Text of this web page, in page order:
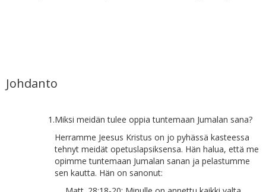
Johdanto
1.Miksi meidän tulee oppia tuntemaan Jumalan sana?
Herramme Jeesus Kristus on jo pyhässä kasteessa
tehnyt meidät opetuslapsiksensa. Hän halua, että me
opimme tuntemaan Jumalan sanan ja pelastumme
sen kautta. Hän on sanonut: